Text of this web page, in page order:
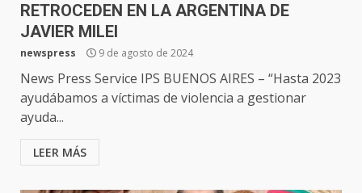
RETROCEDEN EN LA ARGENTINA DE
JAVIER MILEI
newspress 9 de agosto de 2024
News Press Service IPS BUENOS AIRES – “Hasta 2023
ayudábamos a víctimas de violencia a gestionar
ayuda...
LEER MÁS